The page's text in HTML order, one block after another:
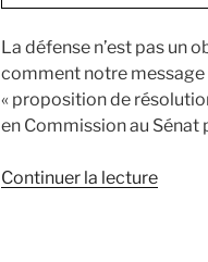
La défense n’est pas un
comment notre message
« proposition de
en Commission au
Continuer la lecture